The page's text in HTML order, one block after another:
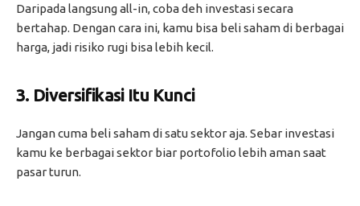
Daripada langsung all-in, coba deh investasi secara
bertahap. Dengan cara ini, kamu bisa beli saham di berbagai
harga, jadi risiko rugi bisa lebih kecil.
3. Diversifikasi Itu Kunci
Jangan cuma beli saham di satu sektor aja. Sebar investasi
kamu ke berbagai sektor biar portofolio lebih aman saat
pasar turun.